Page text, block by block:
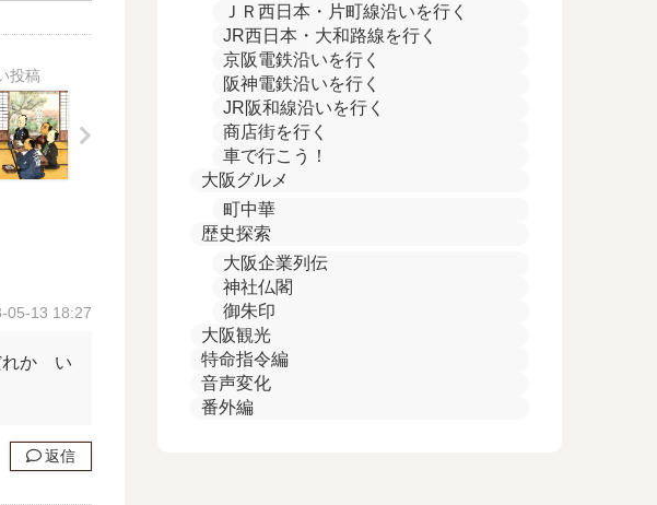
05-13 18:27
か い
返信
ＪＲ西日本・片町線沿いを行く
JR西日本・大和路線を行く
京阪電鉄沿いを行く
阪神電鉄沿いを行く
JR阪和線沿いを行く
商店街を行く
車で行こう！
大阪グルメ
町中華
歴史探索
大阪企業列伝
神社仏閣
御朱印
大阪観光
特命指令編
音声変化
番外編